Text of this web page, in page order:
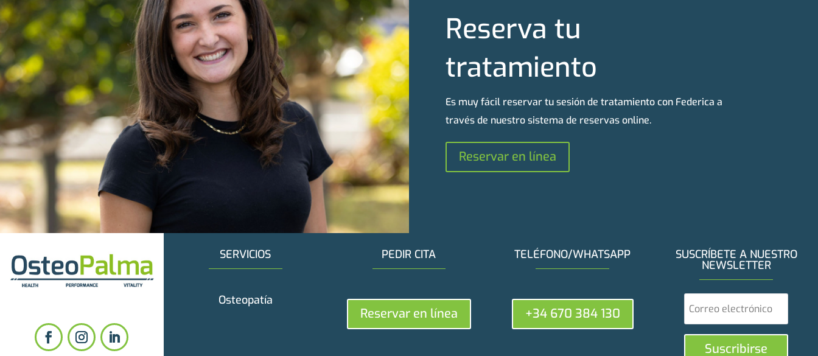
Reserva tu
tratamiento
Es muy fácil reservar tu sesión de tratamiento con Federica a
través de nuestro sistema de reservas online.
Reservar en línea
SERVICIOS
Osteopatía
PEDIR CITA
Reservar en línea
TELÉFONO/WHATSAPP
+34 670 384 130
SUSCRÍBETE A NUESTRO
NEWSLETTER
Suscribirse